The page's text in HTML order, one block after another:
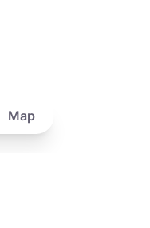
Map